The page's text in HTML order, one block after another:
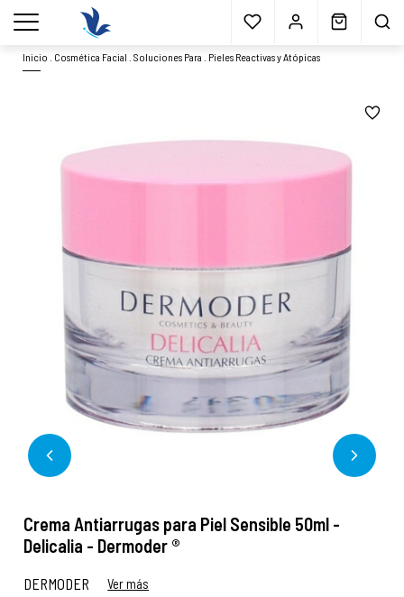
Envío gratisa partir 40€* Muestras gratis Blog
menu
Inicio Cosmética Facial .Soluciones Para Pieles Reactivas y Atópicas
Crema Antiarrugas para Piel Sensible 50ml -
Delicalia - Dermoder ®
DERMODER Ver más